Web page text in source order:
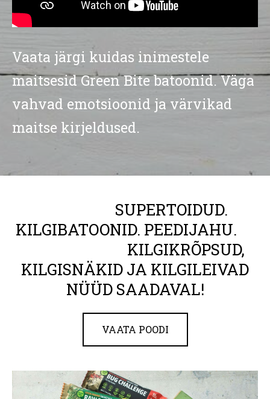
Vaata järgi kuidas inimestele
maitsesid Green Bite batoonid.Väga
vahvad emotsioonid ja värvikad
maitse kirjeldused.
SUPERTOIDUD.
KILGIBATOONID. PEEDIJAHU.
KILGIKRÕPSUD,
KILGISNÄKID JA KILGILEIVAD
NÜÜD SAADAVAL!
VAATA POODI